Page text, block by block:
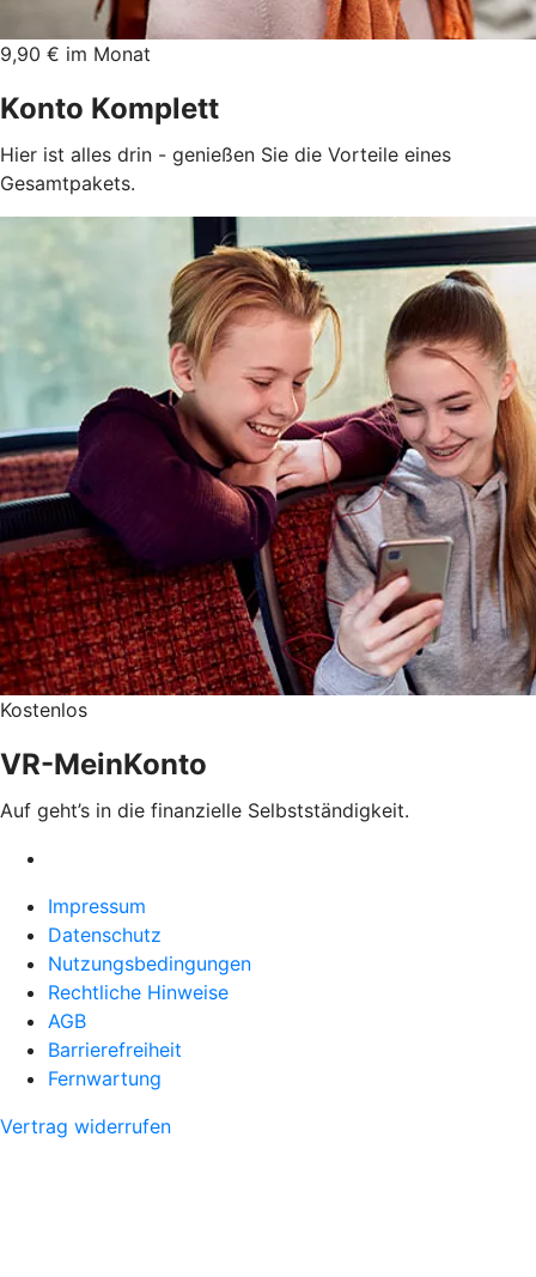
9,90 € im Monat
Konto Komplett
Hier ist alles drin - genießen Sie die Vorteile eines
Gesamtpakets.
Kostenlos
VR-MeinKonto
Auf geht’s in die finanzielle Selbstständigkeit.
Impressum
Datenschutz
Nutzungsbedingungen
Rechtliche Hinweise
AGB
Barrierefreiheit
Fernwartung
Vertrag widerrufen